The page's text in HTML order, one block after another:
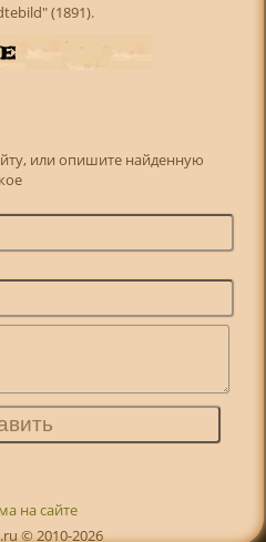
(1891).
или опишите найденную
на сайте
© 2010-2026